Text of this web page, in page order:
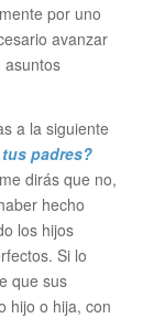
por uno
avanzar
asuntos
a la siguiente
padres?
dirás que no,
hecho
los hijos
Si lo
que sus
hijo o hija, con